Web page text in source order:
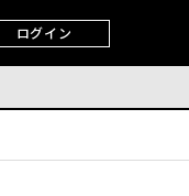
ログイン